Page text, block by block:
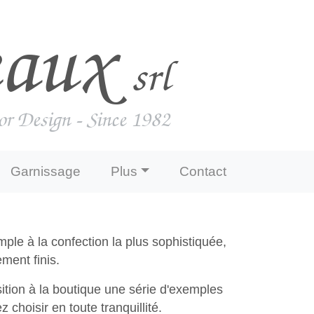
srl
Design - Since 1982
Garnissage Plus Contact
à la confection la plus sophistiquée,
finis.
à la boutique une série d'exemples
choisir en toute tranquillité.